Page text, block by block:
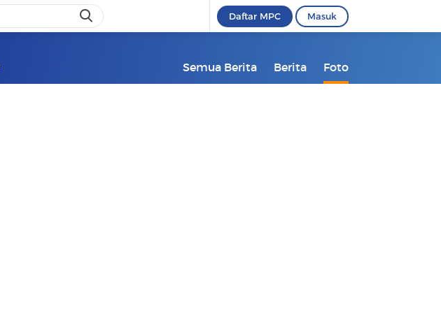
Daftar MPC Masuk
Semua Berita Berita Foto